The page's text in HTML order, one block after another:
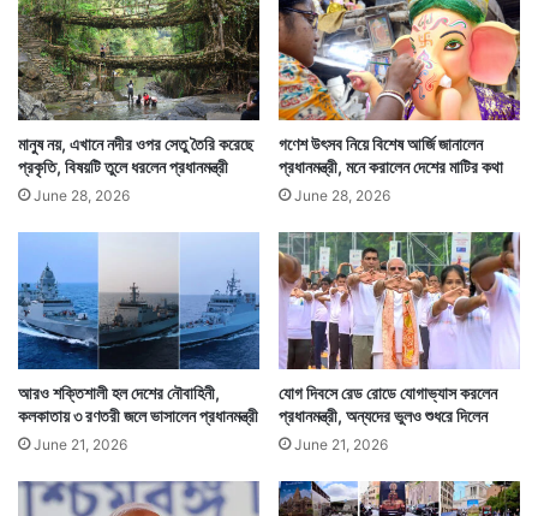
মানুষ নয়, এখানে নদীর ওপর সেতু তৈরি করেছে
প্রকৃতি, বিষয়টি তুলে ধরলেন প্রধানমন্ত্রী
June 28, 2026
গণেশ উৎসব নিয়ে বিশেষ আর্জি জানালেন
প্রধানমন্ত্রী, মনে করালেন দেশের মাটির কথা
June 28, 2026
আরও শক্তিশালী হল দেশের নৌবাহিনী,
কলকাতায় ৩ রণতরী জলে ভাসালেন প্রধানমন্ত্রী
June 21, 2026
যোগ দিবসে রেড রোডে যোগাভ্যাস করলেন
প্রধানমন্ত্রী, অন্যদের ভুলও শুধরে দিলেন
June 21, 2026